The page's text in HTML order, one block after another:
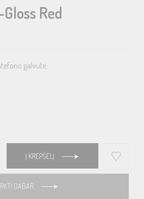
Red
galvute.
Į KREPŠELĮ
DABAR